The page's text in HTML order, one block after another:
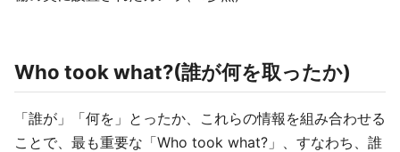
Who took what?(誰が何を取ったか)
「誰が」「何を」とったか、これらの情報を組み合わせる
ことで、最も重要な「Who took what?」、すなわち、誰